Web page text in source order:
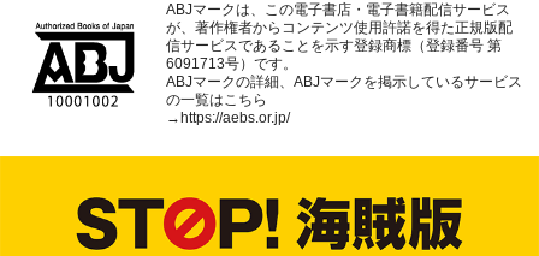
ABJマークは、この電子書店・電子書籍配信サービス
が、著作権者からコンテンツ使用許諾を得た正規版配
信サービスであることを示す登録商標（登録番号 第
6091713号）です。
ABJマークの詳細、ABJマークを掲示しているサービス
の一覧はこちら
→ https://aebs.or.jp/